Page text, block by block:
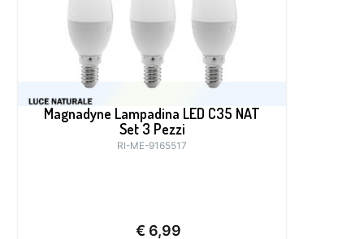
Magnadyne Lampadina LED C35 NAT
Set 3 Pezzi
RI-ME-9165517
€ 6,99